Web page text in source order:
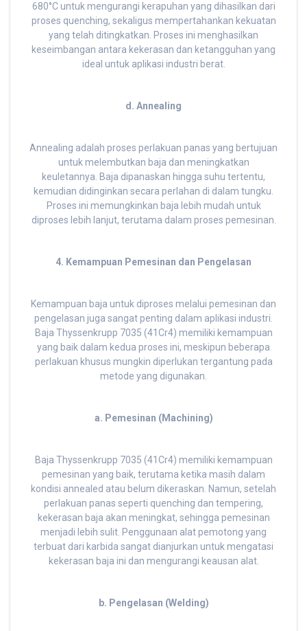
680°C untuk mengurangi kerapuhan yang dihasilkan dari
proses quenching, sekaligus mempertahankan kekuatan
yang telah ditingkatkan. Proses ini menghasilkan
keseimbangan antara kekerasan dan ketangguhan yang
ideal untuk aplikasi industri berat.
d. Annealing
Annealing adalah proses perlakuan panas yang bertujuan
untuk melembutkan baja dan meningkatkan
keuletannya. Baja dipanaskan hingga suhu tertentu,
kemudian didinginkan secara perlahan di dalam tungku.
Proses ini memungkinkan baja lebih mudah untuk
diproses lebih lanjut, terutama dalam proses pemesinan.
4. Kemampuan Pemesinan dan Pengelasan
Kemampuan baja untuk diproses melalui pemesinan dan
pengelasan juga sangat penting dalam aplikasi industri.
Baja Thyssenkrupp 7035 (41Cr4) memiliki kemampuan
yang baik dalam kedua proses ini, meskipun beberapa
perlakuan khusus mungkin diperlukan tergantung pada
metode yang digunakan.
a. Pemesinan (Machining)
Baja Thyssenkrupp 7035 (41Cr4) memiliki kemampuan
pemesinan yang baik, terutama ketika masih dalam
kondisi annealed atau belum dikeraskan. Namun, setelah
perlakuan panas seperti quenching dan tempering,
kekerasan baja akan meningkat, sehingga pemesinan
menjadi lebih sulit. Penggunaan alat pemotong yang
terbuat dari karbida sangat dianjurkan untuk mengatasi
kekerasan baja ini dan mengurangi keausan alat.
b. Pengelasan (Welding)